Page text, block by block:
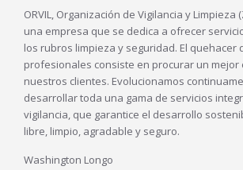
ORVIL, Organización de Vigilancia y Limpieza
una empresa que se dedica a ofrecer
los rubros limpieza y seguridad. El quehacer
profesionales consiste en procurar un mejor
nuestros clientes. Evolucionamos
desarrollar toda una gama de servicios
vigilancia, que garantice el desarrollo
libre, limpio, agradable y seguro.
Washington Longo